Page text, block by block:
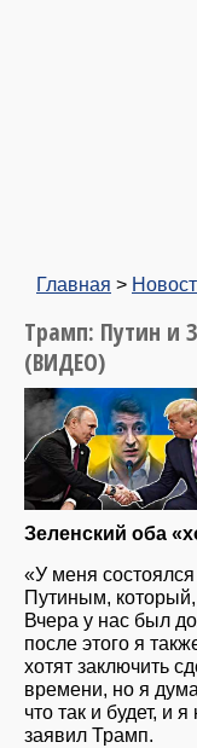
Главная >
Трамп: Путин и
(ВИДЕО)
Зеленский оба
«У меня
Путиным, который,
Вчера у нас был
после этого я
хотят заключить
времени, но я
что так и будет, и
заявил Трамп.